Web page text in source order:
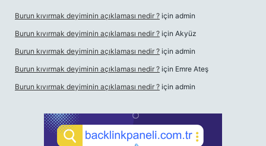
Burun kıvırmak deyiminin açıklaması nedir ? için admin
Burun kıvırmak deyiminin açıklaması nedir ? için Akyüz
Burun kıvırmak deyiminin açıklaması nedir ? için admin
Burun kıvırmak deyiminin açıklaması nedir ? için Emre Ateş
Burun kıvırmak deyiminin açıklaması nedir ? için admin